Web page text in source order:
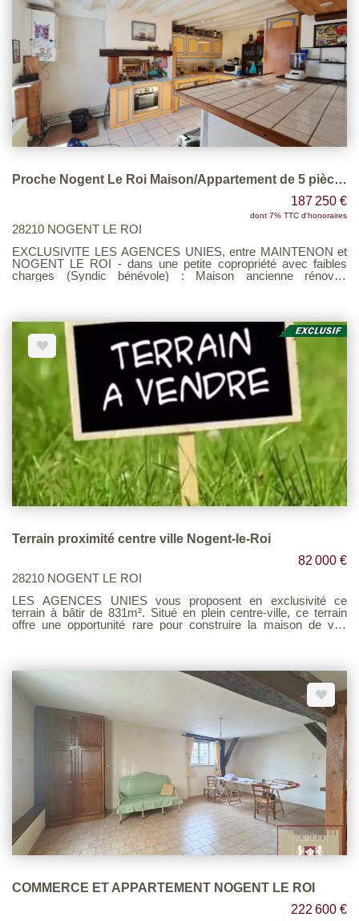
une piscine un garage , une serre le tout sur un beau terrain
boisé et clos de plus de 7000m². Posez vos valises : le calme et
le charme sont au rendez-vous. Voir page 7 du Barème
d'honoraires consultable sur notre site
Proche Nogent Le Roi Maison/Appartement de 5 pièces
187 250 €
dont 7% TTC d'honoraires
28210 NOGENT LE ROI
EXCLUSIVITE LES AGENCES UNIES, entre MAINTENON et
NOGENT LE ROI - dans une petite copropriété avec faibles
charges (Syndic bénévole) : Maison ancienne rénovée
mezzanine, salle d'eau/wc. Jardinet privatif et deux places de
stationnement Copropriété de 16 lots - Voir page 7 du Barème
d'honoraires consultable sur notre site
Terrain proximité centre ville Nogent-le-Roi
82 000 €
28210 NOGENT LE ROI
LES AGENCES UNIES vous proposent en exclusivité ce
terrain à bâtir de 831m². Situé en plein centre-ville, ce terrain
offre une opportunité rare pour construire la maison de vos
site
COMMERCE ET APPARTEMENT NOGENT LE ROI
222 600 €